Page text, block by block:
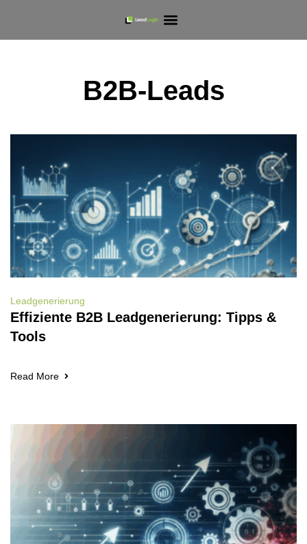
B2B-Leads
Leadgenerierung
Effiziente B2B Leadgenerierung: Tipps &
Tools
Read More